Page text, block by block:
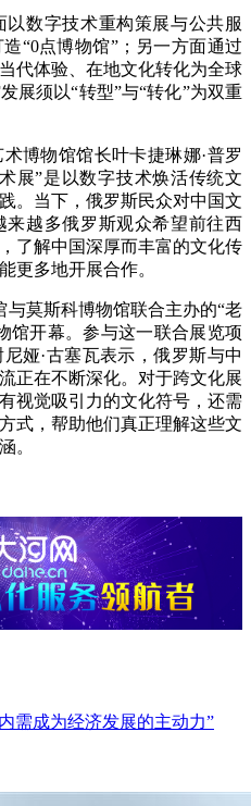
数字技术重构策展与公共服
“0点博物馆”；另一方面通过
代体验、在地文化转化为全球
展须以“转型”与“转化”为双重
物馆馆长叶卡捷琳娜·普罗
展”是以数字技术焕活传统文
。当下，俄罗斯民众对中国文
越多俄罗斯观众希望前往西
了解中国深厚而丰富的文化传
更多地开展合作。
莫斯科博物馆联合主办的“老
馆开幕。参与这一联合展览项
娅·古塞瓦表示，俄罗斯与中
正在不断深化。对于跨文化展
视觉吸引力的文化符号，还需
式，帮助他们真正理解这些文
。
需成为经济发展的主动力”